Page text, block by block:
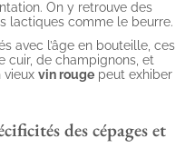
On y retrouve des
lactiques comme le beurre.
avec l’âge en bouteille, ces
cuir, de champignons, et
vieux vin rouge peut exhiber
des cépages et